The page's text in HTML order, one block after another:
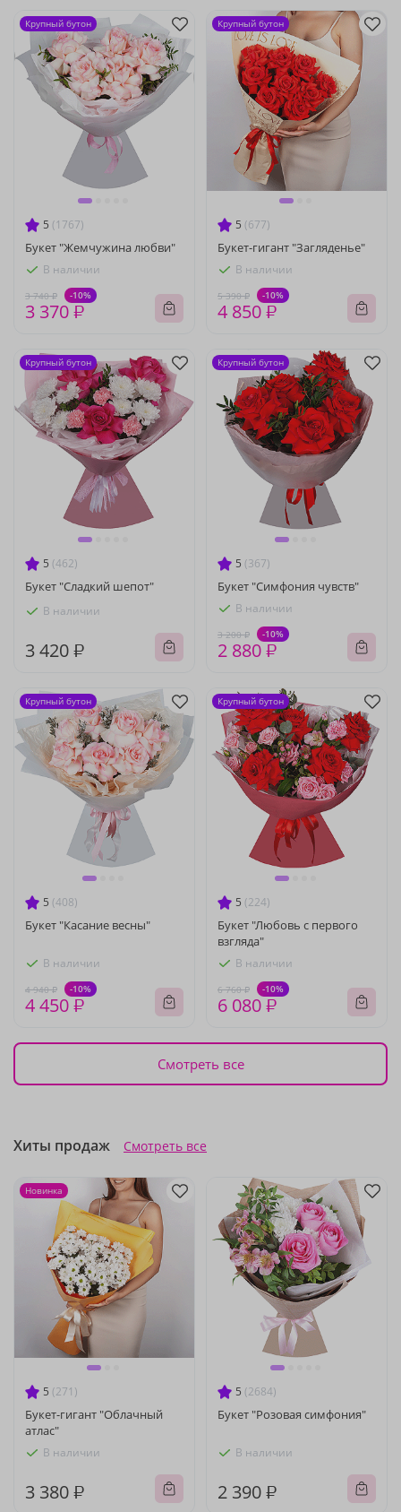
5 (1767)
Букет "Жемчужина любви"
В наличии
3 740 ₽ -10%
3 370 ₽
Крупный бутон
5 (677)
Букет-гигант "Загляденье"
В наличии
5 390 ₽ -10%
4 850 ₽
Крупный бутон
5 (462)
Букет "Сладкий шепот"
В наличии
3 420 ₽
Крупный бутон
5 (367)
Букет "Симфония чувств"
В наличии
3 200 ₽ -10%
2 880 ₽
Крупный бутон
5 (408)
Букет "Касание весны"
В наличии
4 940 ₽ -10%
4 450 ₽
Крупный бутон
5 (224)
Букет "Любовь с первого
взгляда"
В наличии
6 760 ₽ -10%
6 080 ₽
Крупный бутон
Смотреть все
Хиты продаж Смотреть все
5 (271)
Букет-гигант "Облачный
атлас"
В наличии
3 380 ₽
Новинка
5 (2684)
Букет "Розовая симфония"
В наличии
2 390 ₽